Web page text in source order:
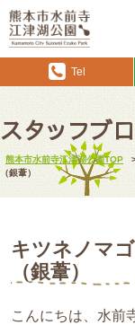
Tel
スタッフブ
熊本市水前寺江津湖公園TOP
（銀葦）
キツネノマ
（銀葦）
こんにちは、水前